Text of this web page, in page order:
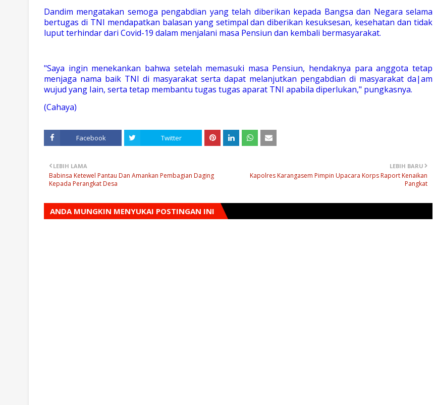
Dandim mengatakan semoga pengabdian yang telah diberikan kepada Bangsa dan Negara selama
bertugas di TNI mendapatkan balasan yang setimpal dan diberikan kesuksesan, kesehatan dan tidak
luput terhindar dari Covid-19 dalam menjalani masa Pensiun dan kembali bermasyarakat.
"Saya ingin menekankan bahwa setelah memasuki masa Pensiun, hendaknya para anggota tetap
menjaga nama baik TNI di masyarakat serta dapat melanjutkan pengabdian di masyarakat da|am
wujud yang Iain, serta tetap membantu tugas tugas aparat TNI apabila diperlukan," pungkasnya.
(Cahaya)
Facebook Twitter
LEBIH BARU
Kapolres Karangasem Pimpin Upacara Korps Raport Kenaikan
Pangkat
LEBIH LAMA
Babinsa Ketewel Pantau Dan Amankan Pembagian Daging
Kepada Perangkat Desa
ANDA MUNGKIN MENYUKAI POSTINGAN INI